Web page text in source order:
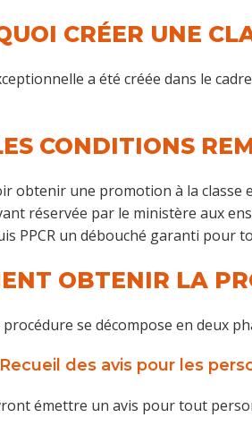
CRÉER UNE
a été créée dans le
CONDITIONS
obtenir une promotion à la classe
réservée par le ministère aux
PPCR un débouché garanti pour
OBTENIR LA
se décompose en deux
Recueil des avis pour les
émettre un avis pour tout